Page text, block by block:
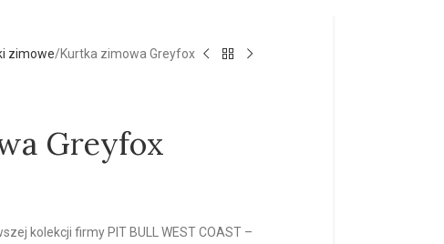
zimowe Kurtka zimowa Greyfox
Greyfox
kolekcji firmy PIT BULL WEST COAST –